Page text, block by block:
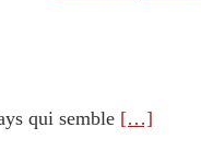
qui semble […]